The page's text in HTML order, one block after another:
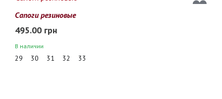
Сапоги резиновые
495.00 грн
В наличии
29 30 31 32 33